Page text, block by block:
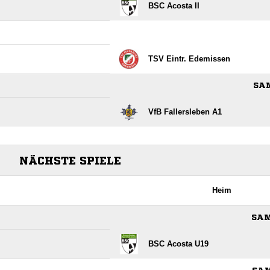
BSC Acosta II
TSV Eintr. Edemissen
VfB Fallersleben A1
NÄCHSTE SPIELE
Heim
BSC Acosta U19